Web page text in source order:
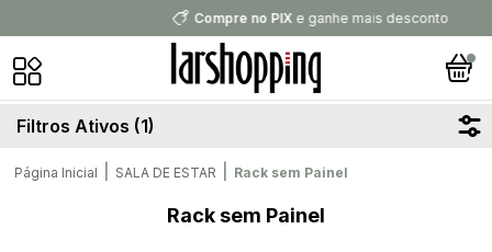
Compre no PIXe ganhe mais desconto
Página Inicial SALA DE ESTAR Rack sem Painel
Rack sem Painel
Filtros Ativos (1)